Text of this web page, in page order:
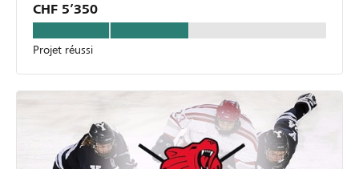
CHF 5’350
Projet réussi